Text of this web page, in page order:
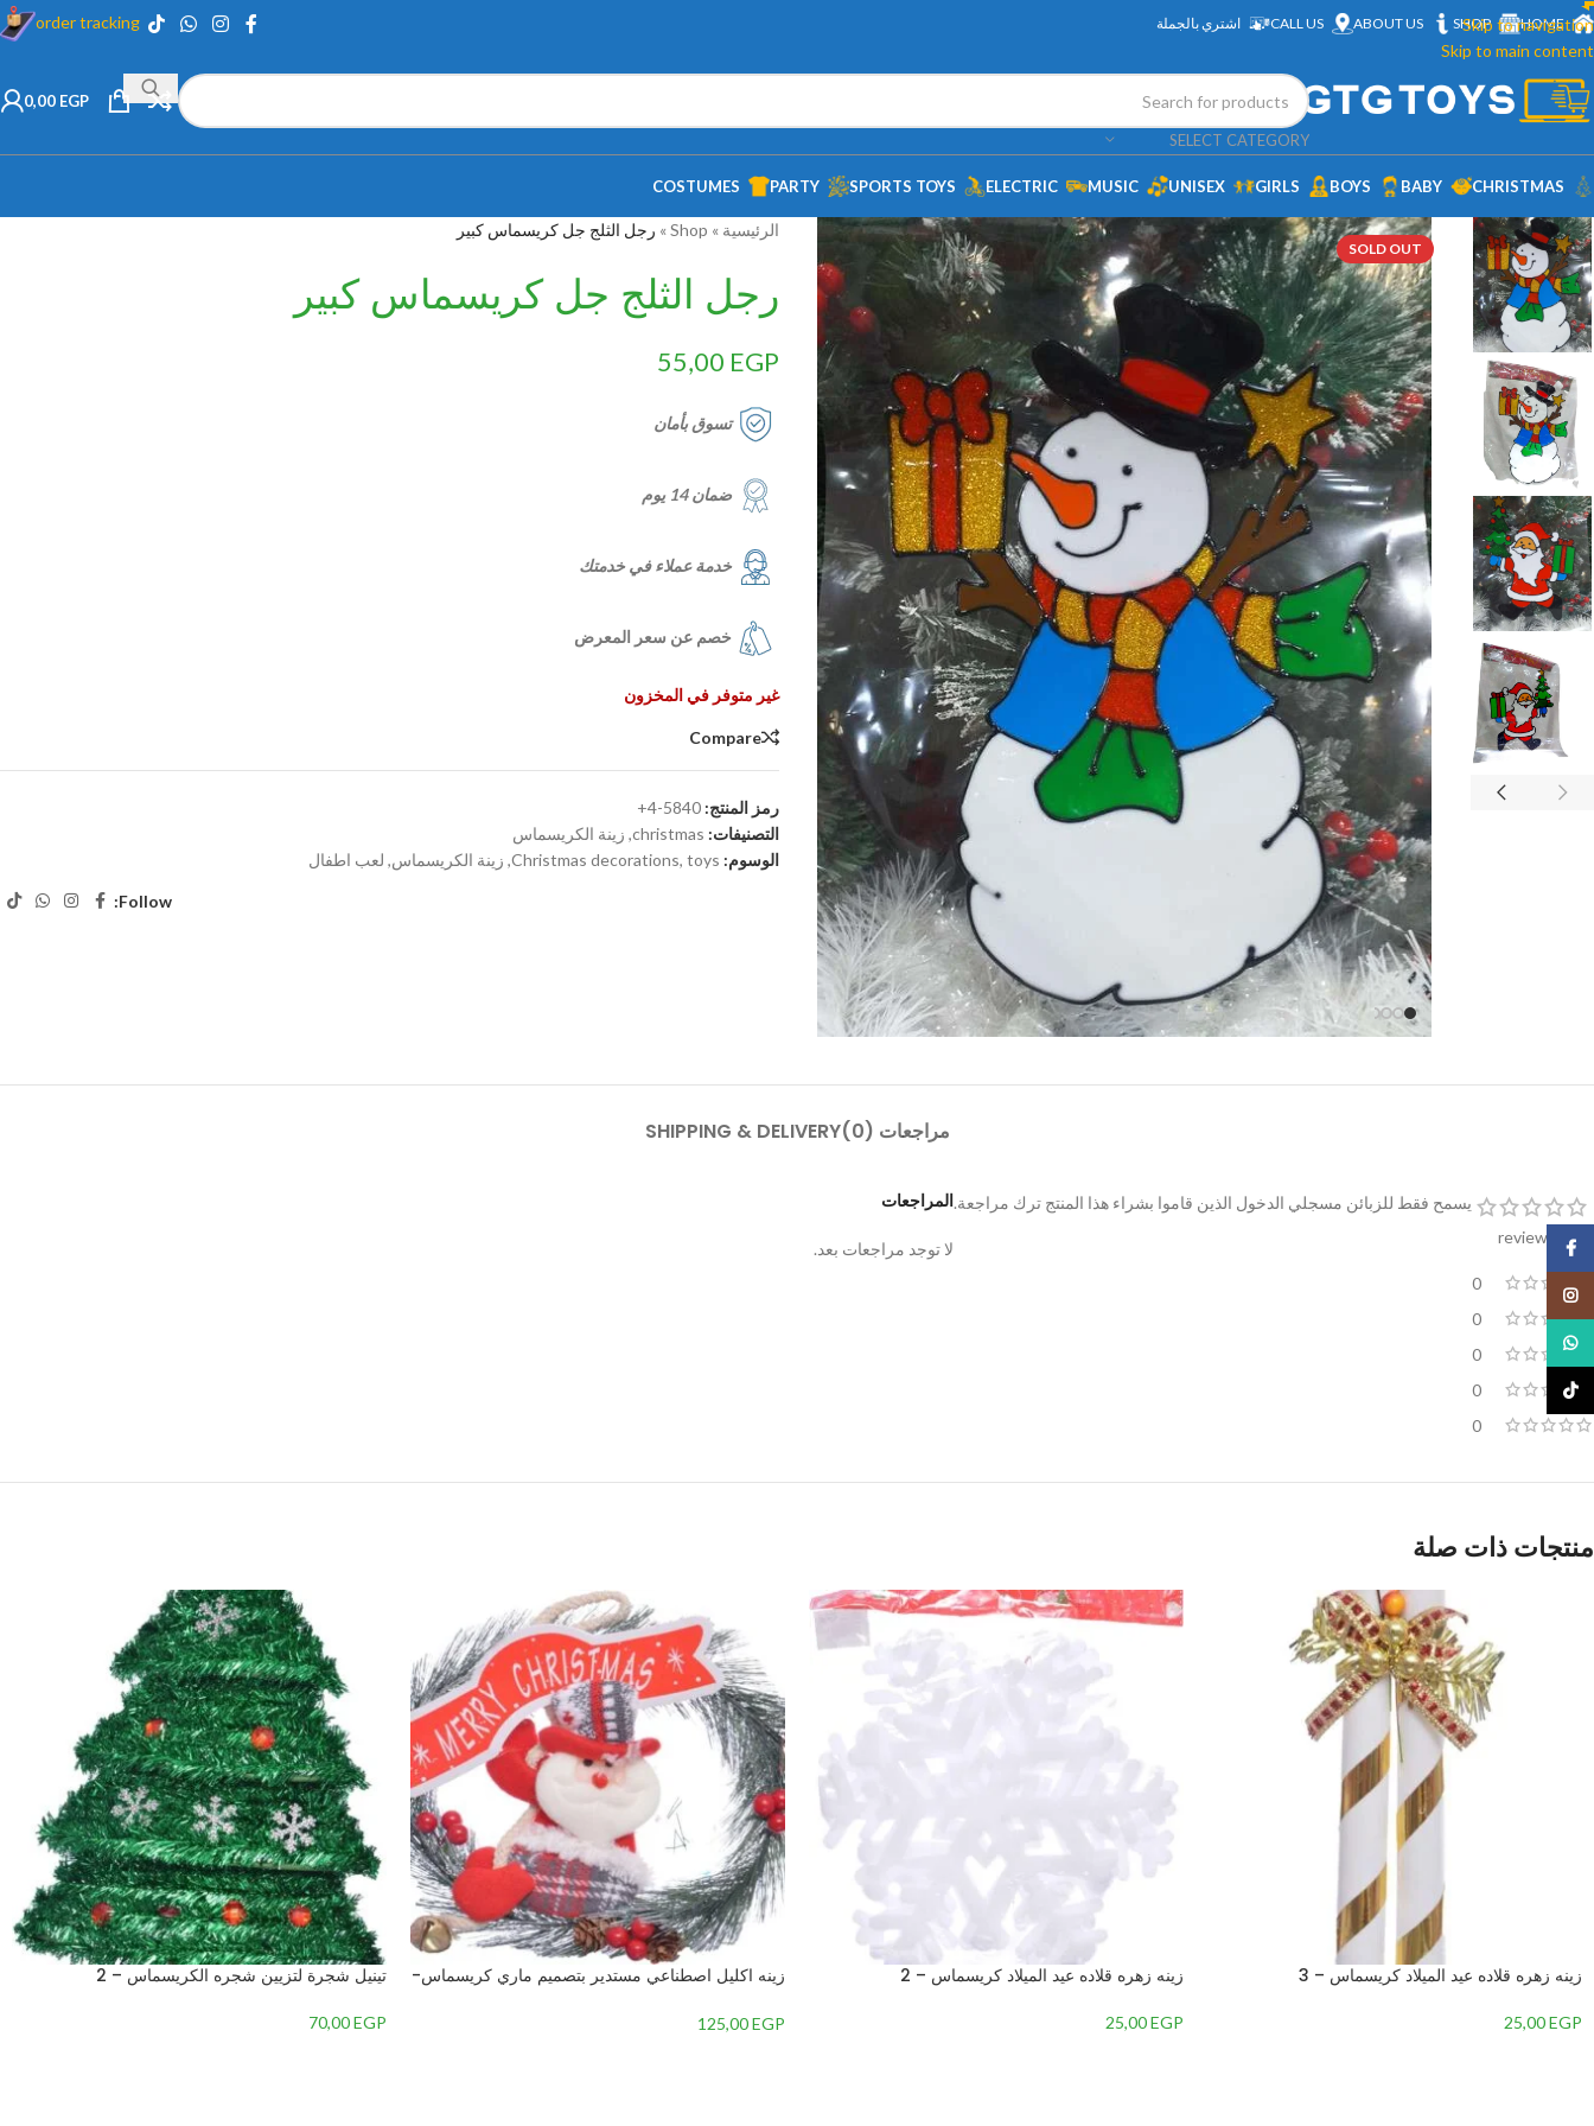
Skip to navigation
Skip to main content
HOME
SHOP
ABOUT US
CALL US اشتري بالجملة order tracking
SELECT CATEGORY
0,00 EGP
CHRISTMAS
BABY
BOYS
GIRLS
UNISEX
MUSIC
ELECTRIC
SPORTS TOYS
PARTY
COSTUMES
SOLD OUT
الرئيسية »
Shop
» رجل الثلج جل كريسماس كبير
رجل الثلج جل كريسماس كبير
55,00 EGP
تسوق بأمان
ضمان 14 يوم
خدمة عملاء في خدمتك
خصم عن سعر المعرض
غير متوفر في المخزون
Compare
رمز المنتج: 5840-4+
التصنيفات: christmas
, زينة الكريسماس
الوسوم:
Christmas decorations, toys
, زينة الكريسماس, لعب اطفال
Follow:
مراجعات (0) SHIPPING & DELIVERY
0
0
0
0
0
المراجعات
لا توجد مراجعات بعد.
يسمح فقط للزبائن مسجلي الدخول الذين قاموا بشراء هذا المنتج ترك مراجعة.
منتجات ذات صلة
زينه زهره قلاده عيد الميلاد كريسماس – 3
25,00EGP
زينه زهره قلاده عيد الميلاد كريسماس – 2
25,00EGP
زينه اكليل اصطناعي مستدير بتصميم ماري كريسماس-
125,00EGP
تينيل شجرة لتزيين شجره الكريسماس – 2
70,00EGP
Facebook
Instagram
WhatsApp
TikTok